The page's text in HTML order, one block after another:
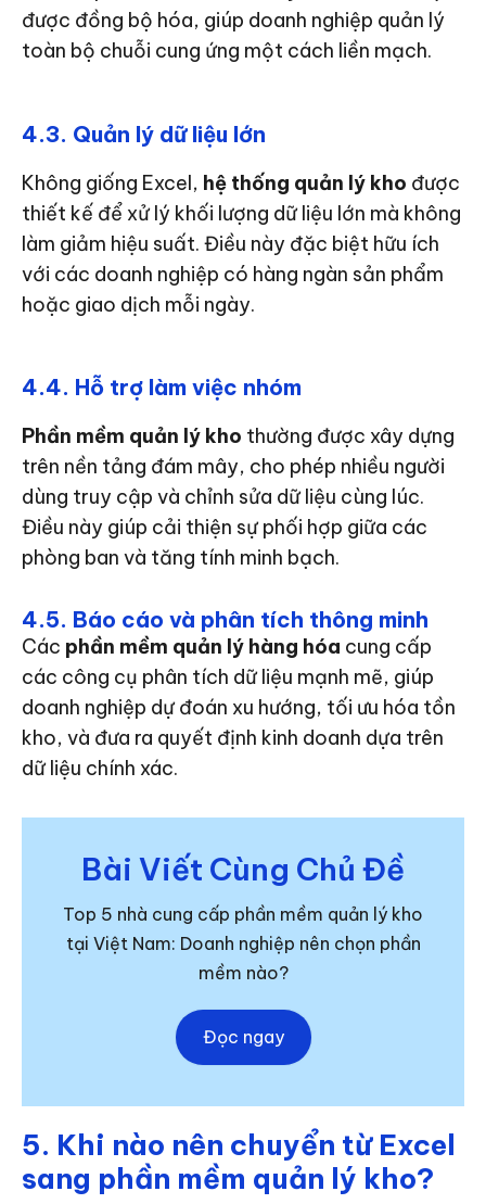
được đồng bộ hóa, giúp doanh nghiệp quản lý
toàn bộ chuỗi cung ứng một cách liền mạch.
4.3. Quản lý dữ liệu lớn
Không giống Excel, hệ thống quản lý kho được
thiết kế để xử lý khối lượng dữ liệu lớn mà không
làm giảm hiệu suất. Điều này đặc biệt hữu ích
với các doanh nghiệp có hàng ngàn sản phẩm
hoặc giao dịch mỗi ngày.
4.4. Hỗ trợ làm việc nhóm
Phần mềm quản lý kho thường được xây dựng
trên nền tảng đám mây, cho phép nhiều người
dùng truy cập và chỉnh sửa dữ liệu cùng lúc.
Điều này giúp cải thiện sự phối hợp giữa các
phòng ban và tăng tính minh bạch.
4.5. Báo cáo và phân tích thông minh
Các phần mềm quản lý hàng hóa cung cấp
các công cụ phân tích dữ liệu mạnh mẽ, giúp
doanh nghiệp dự đoán xu hướng, tối ưu hóa tồn
kho, và đưa ra quyết định kinh doanh dựa trên
dữ liệu chính xác.
Bài Viết Cùng Chủ Đề
Top 5 nhà cung cấp phần mềm quản lý kho
tại Việt Nam: Doanh nghiệp nên chọn phần
mềm nào?
Đọc ngay
5. Khi nào nên chuyển từ Excel
sang phần mềm quản lý kho?